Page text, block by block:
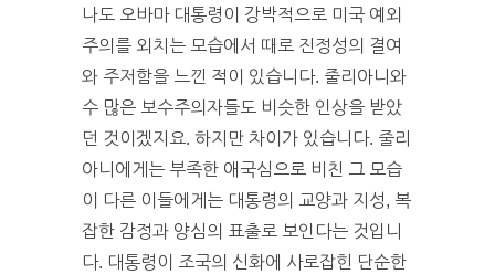
나도 오바마 대통령이 강박적으로 미국 예외
주의를 외치는 모습에서 때로 진정성의 결여
와 주저함을 느낀 적이 있습니다. 줄리아니와
수 많은 보수주의자들도 비슷한 인상을 받았
던 것이겠지요. 하지만 차이가 있습니다. 줄리
아니에게는 부족한 애국심으로 비친 그 모습
이 다른 이들에게는 대통령의 교양과 지성, 복
잡한 감정과 양심의 표출로 보인다는 것입니
다. 대통령이 조국의 신화에 사로잡힌 단순한